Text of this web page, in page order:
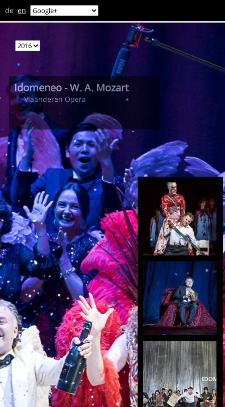
de en
Idomeneo - W. A. Mozart
Vlaanderen Opera